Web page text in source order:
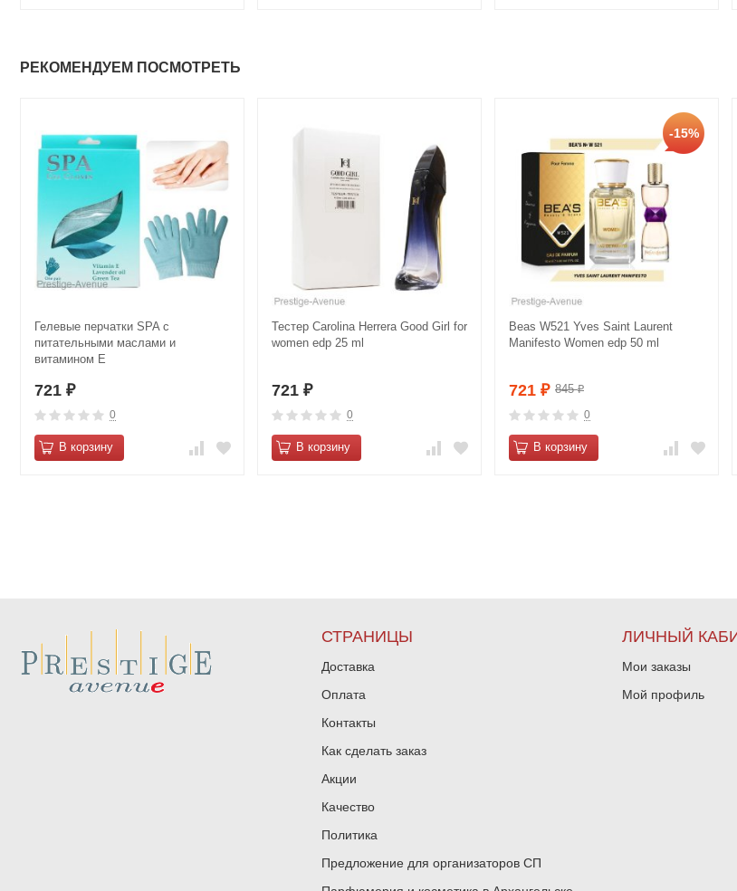
РЕКОМЕНДУЕМ ПОСМОТРЕТЬ
Гелевые перчатки SPA с
питательными маслами и
витамином Е
721 ₽
0
В корзину
Тестер Carolina Herrera Good Girl for
women edp 25 ml
721 ₽
0
В корзину
-15%
Beas W521 Yves Saint Laurent
Manifesto Women edp 50 ml
721 ₽ 845₽
0
В корзину
СТРАНИЦЫ
Доставка
Оплата
Контакты
Как сделать заказ
Акции
Качество
Политика
Предложение для организаторов СП
ЛИЧНЫЙ
Мои заказы
Мой профиль